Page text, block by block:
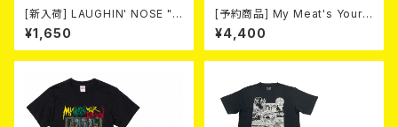
[新入荷] LAUGHIN' NOSE "G
ET THE GLORY" (CD)
¥1,650
[予約商品] My Meat's Your
Poison -あんたにゃ毒でもオイ
ラにゃ薬- (White) 熊本地震 復
興支援T-shirt 2026年8月末
¥4,400